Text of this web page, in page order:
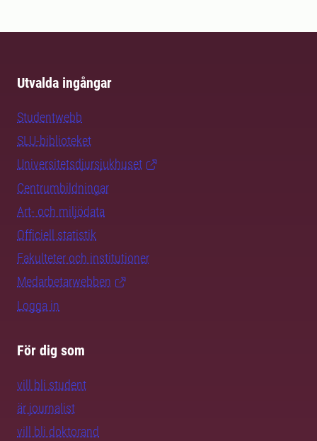
Utvalda ingångar
Studentwebb
SLU-biblioteket
Universitetsdjursjukhuset
Centrumbildningar
Art- och miljödata
Officiell statistik
Fakulteter och institutioner
Medarbetarwebben
Logga in
För dig som
vill bli student
är journalist
vill bli doktorand